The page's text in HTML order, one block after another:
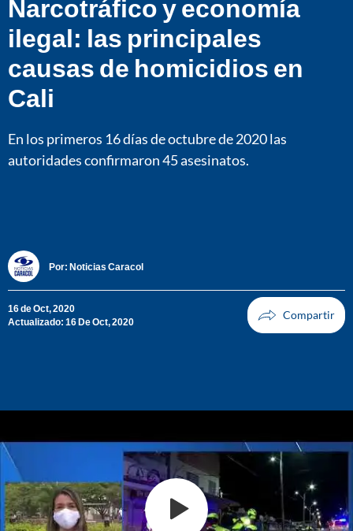
Narcotráfico y economía
ilegal: las principales
causas de homicidios en
Cali
En los primeros 16 días de octubre de 2020 las
autoridades confirmaron 45 asesinatos.
Por: Noticias Caracol
16 de Oct, 2020
Actualizado: 16 De Oct, 2020